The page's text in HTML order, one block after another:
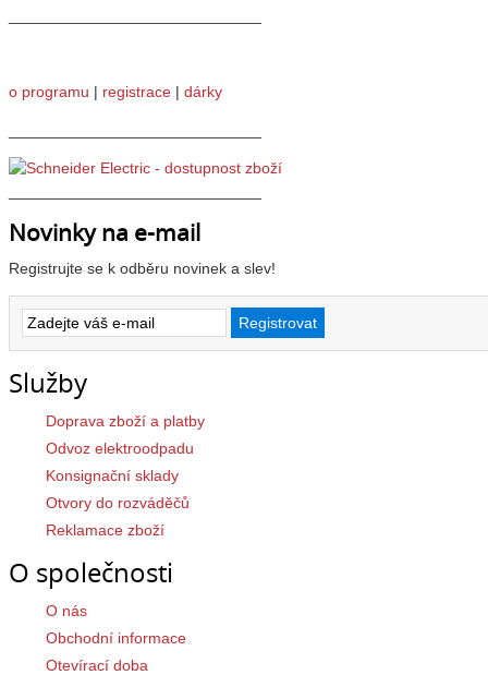
o programu | registrace | dárky
Novinky na e-mail
Registrujte se k odběru novinek a slev!
Služby
Doprava zboží a platby
Odvoz elektroodpadu
Konsignační sklady
Otvory do rozváděčů
Reklamace zboží
O společnosti
O nás
Obchodní informace
Otevírací doba